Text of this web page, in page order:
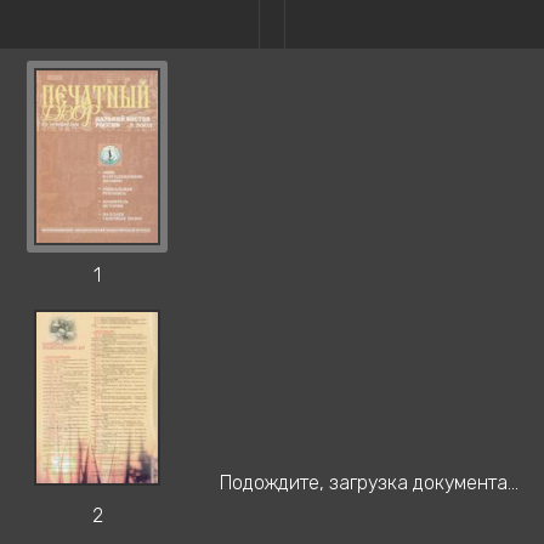
1
2
Подождите, загрузка документа...